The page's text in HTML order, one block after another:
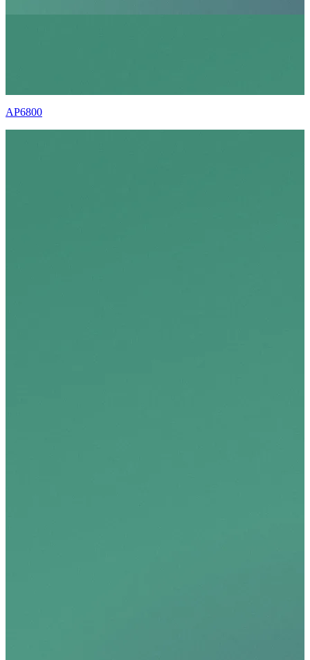
AP6800